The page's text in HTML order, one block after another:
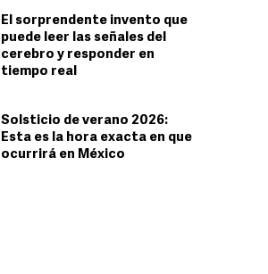
El sorprendente invento que
puede leer las señales del
cerebro y responder en
tiempo real
Solsticio de verano 2026:
Esta es la hora exacta en que
ocurrirá en México